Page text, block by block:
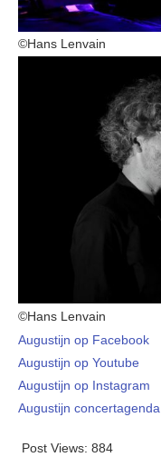
©Hans Lenvain
©Hans Lenvain
Augustijn op Facebook
Augustijn op Youtube
Augustijn op Instagram
Augustijn concertagenda
Post Views: 884